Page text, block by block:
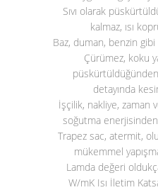
Sıvı olarak
kalmaz, ısı
Baz, duman, benzin gibi
Çürümez, koku
detayında
İşçilik, nakliye, zaman
soğutma
Trapez sac, atermit,
mükemmel
Lamda değeri
W/mK Isı İletim